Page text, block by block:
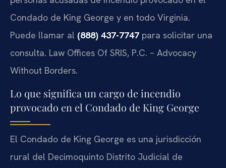
Condado de King George y en todo Virginia.
Puede llamar al (888) 437-7747 para solicitar una
consulta. Law Offices Of SRIS, P.C. – Advocacy
Without Borders.
Lo que significa un cargo de incendio
provocado en el Condado de King George
El Condado de King George es una jurisdicción
rural del Decimoquinto Distrito Judicial de